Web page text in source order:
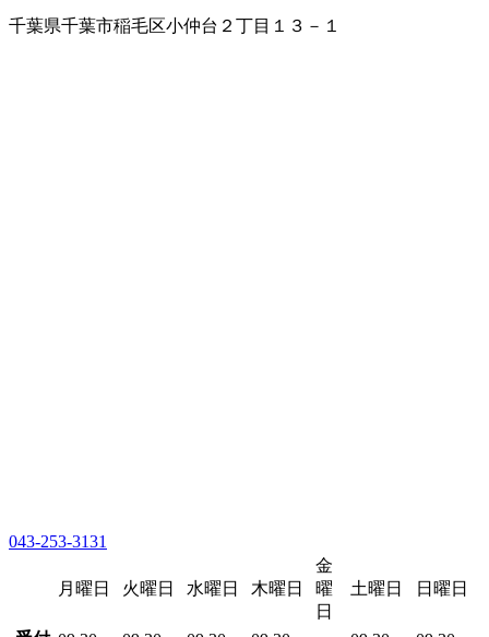
千葉県千葉市稲毛区小仲台２丁目１３－１
043-253-3131
月曜日 火曜日 水曜日 木曜日
金
曜
日
土曜日 日曜日